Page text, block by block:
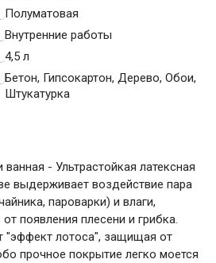
Полуматовая
Внутренние работы
4,5 л
Бетон, Гипсокартон, Дерево, Обои,
Штукатурка
ванная - Ультрастойкая латексная
выдерживает воздействие пара
пароварки) и влаги,
появления плесени и грибка.
"эффект лотоса", защищая от
прочное покрытие легко моется